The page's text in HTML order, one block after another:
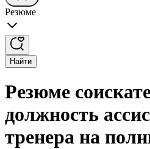
Резюме
Найти
Резюме
должность
тренера на